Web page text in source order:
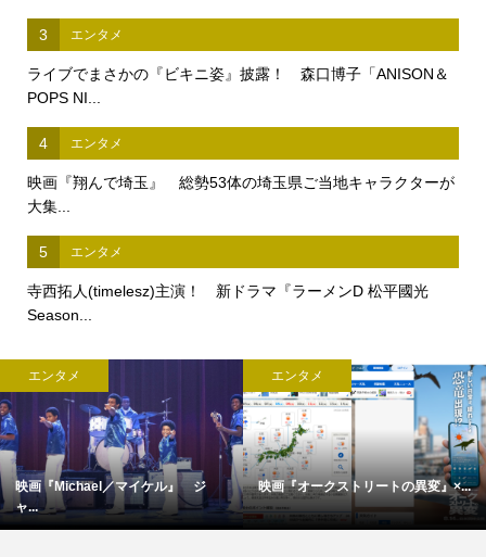
3 エンタメ
ライブでまさかの『ビキニ姿』披露！ 森口博子「ANISON＆
POPS NI...
4 エンタメ
映画『翔んで埼玉』 総勢53体の埼玉県ご当地キャラクターが
大集...
5 エンタメ
寺西拓人(timelesz)主演！ 新ドラマ『ラーメンD 松平國光
Season...
エンタメ
映画『Michael／マイケル』 ジ
ャ...
エンタメ
映画『オークストリートの異変』×...